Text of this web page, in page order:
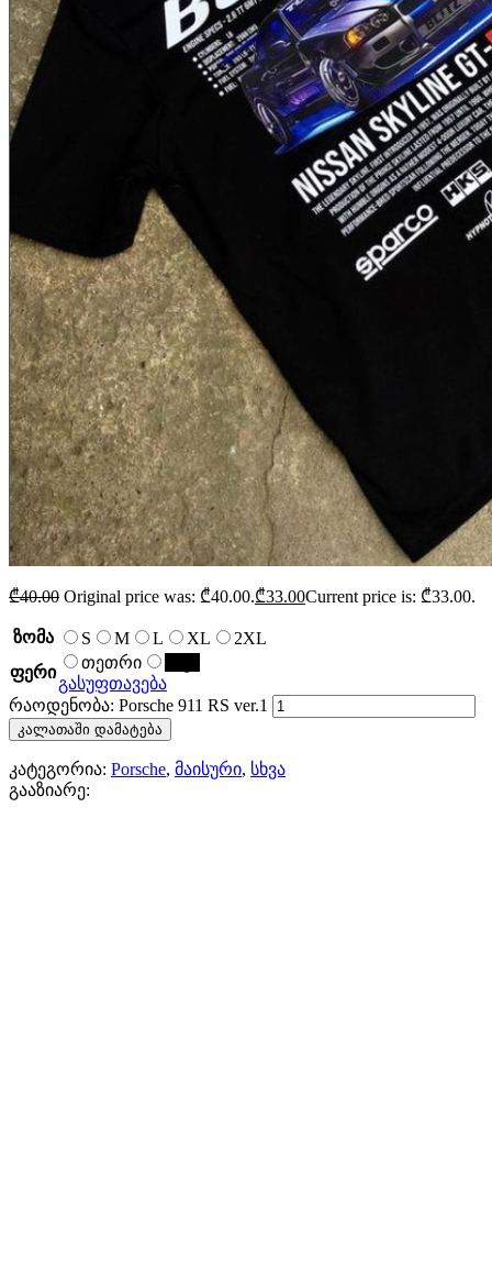
₾40.00 Original price was: ₾40.00.₾33.00Current price is: ₾33.00.
ზომა S M L XL
2XL
ფერი
თეთრი
გასუფთავება
რაოდენობა: Porsche 911 RS ver.1
კალათაში დამატება
კატეგორია: Porsche, მაისური, სხვა
გააზიარე: